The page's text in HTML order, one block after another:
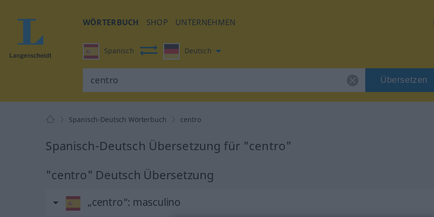
WÖRTERBUCH SHOP UNTERNEHMEN
Spanisch Deutsch
Übersetzen
Spanisch-Deutsch Wörterbuch centro
Spanisch-Deutsch Übersetzung für "centro"
"centro" Deutsch Übersetzung
„centro“: masculino